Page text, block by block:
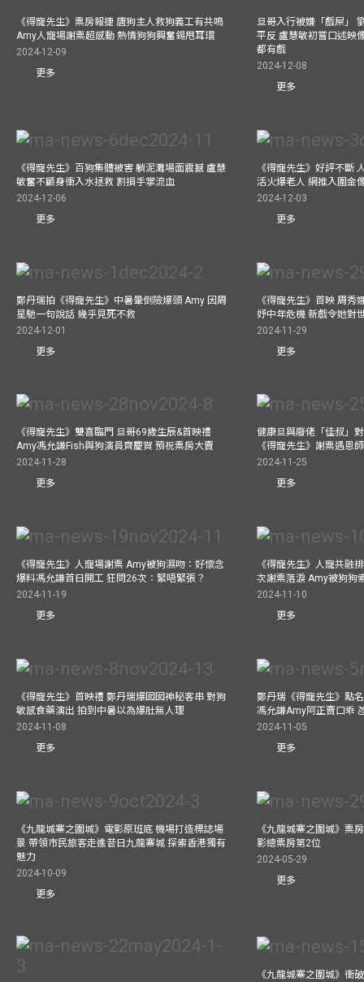
《得寵先生》票房報捷 唐狗主人救狗義工有共鳴
Amy人寵場謝票超感動 熱情狗狗興奮錫甩耳環
2024-12-09
更多
旦哥入行被嫌「戲屎」
平反 盧慧敏初嘗口述映
都有戲
2024-12-08
更多
《得寵先生》百狗集體被害 躺泥灘場面震撼 盧慧
敏奮不顧身衝入水拯救 割損手掌流血
2024-12-06
更多
《得寵先生》好評不斷
活火爆老人 網推入圍金
2024-12-03
更多
鄭丹瑞拍《得寵先生》中暑暈倒險爆頭 Amy 因周
星馳一句說話 幾乎見死不救
2024-12-01
更多
《得寵先生》首映 周秀
妤中年危機 新戲令她對
2024-11-29
更多
《得寵先生》雙喜臨門 旦哥69歲生辰&首映禮
Amy馮允謙Fish與狗演員齊慶賀 預祝票房大賣
2024-11-28
更多
健康旦與廢佬「佳叔」
《得寵先生》謝票遇恩
2024-11-25
更多
《得寵先生》人寵場謝票 Amy被狗濕吻：好懷念
爆料馮允謙首日開工 狂問26次：緊唔緊張？
2024-11-19
更多
《得寵先生》人寵共融
次謝票落淚 Amy被狗狗
2024-11-10
更多
《得寵先生》首映禮 鄭丹瑞爆囡囡神秘客串 對狗
敏感食藥演出 拍到中暑以為爆肚無人理
2024-11-08
更多
鄭丹瑞《得寵先生》點
馮允謙Amy阿正賣口乖
2024-11-05
更多
《九龍城寨之圍城》電影原班底 機場打造標誌場
景 帶領市民旅客走進昔日九龍寨城 探索香港獨有
魅力
2024-10-09
更多
《九龍城寨之圍城》票
影總票房第2位
2024-05-29
更多
《九龍城寨之圍城》衝